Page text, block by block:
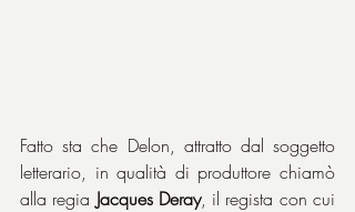
Fatto sta che Delon, attratto dal soggetto
letterario, in qualità di produttore chiamò
alla regia Jacques Deray, il regista con cui